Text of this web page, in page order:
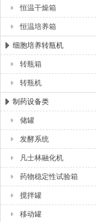
恒温干燥箱
恒温培养箱
细胞培养转瓶机
转瓶箱
转瓶机
制药设备类
储罐
发酵系统
凡士林融化机
药物稳定性试验箱
搅拌罐
移动罐